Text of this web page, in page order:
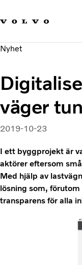
Nyhet
väger
2019-10-23
I ett byggprojekt är
aktörer eftersom
Med hjälp av
lösning som,
transparens för alla